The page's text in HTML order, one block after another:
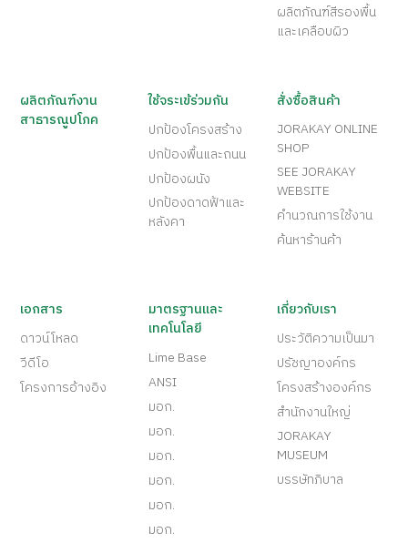
ผลิตภัณฑ์สีรองพื้น
และเคลือบผิว
ผลิตภัณฑ์งาน
สาธารณูปโภค
ใช้จระเข้ร่วมกัน
ปกป้องโครงสร้าง
ปกป้องพื้นและถนน
ปกป้องผนัง
ปกป้องดาดฟ้าและ
หลังคา
สั่งซื้อสินค้า
JORAKAY ONLINE
SHOP
SEE JORAKAY
WEBSITE
คำนวณการใช้งาน
ค้นหาร้านค้า
เอกสาร
ดาวน์โหลด
วีดีโอ
โครงการอ้างอิง
มาตรฐานและ
เทคโนโลยี
Lime Base
ANSI
มอก.
มอก.
มอก.
มอก.
มอก.
มอก.
เกี่ยวกับเรา
ประวัติความเป็นมา
ปรัชญาองค์กร
โครงสร้างองค์กร
สำนักงานใหญ่
JORAKAY
MUSEUM
บรรษัทภิบาล